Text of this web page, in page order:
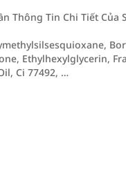
Thông Tin Chi Tiết Của
Ethylhexylglycerin,
Ci 77492, …